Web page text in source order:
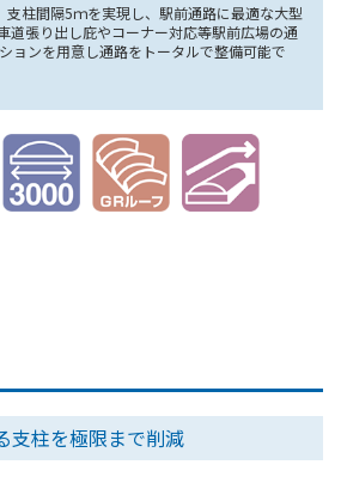
支柱間隔5ｍを実現し、駅前通路に最適な大型
道張り出し庇やコーナー対応等駅前広場の通
ョンを用意し通路をトータルで整備可能で
支柱を極限まで削減